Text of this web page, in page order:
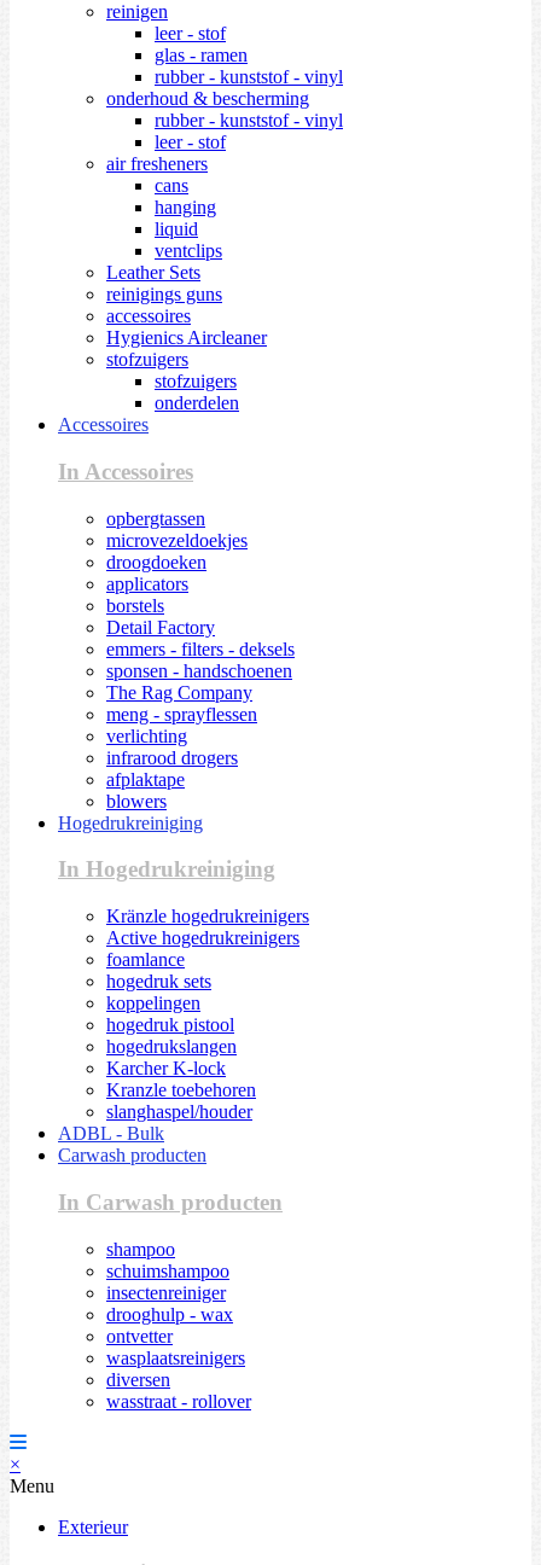
reinigen
leer - stof
glas - ramen
rubber - kunststof - vinyl
onderhoud & bescherming
rubber - kunststof - vinyl
leer - stof
air fresheners
cans
hanging
liquid
ventclips
Leather Sets
reinigings guns
accessoires
Hygienics Aircleaner
stofzuigers
stofzuigers
onderdelen
Accessoires
In Accessoires
opbergtassen
microvezeldoekjes
droogdoeken
applicators
borstels
Detail Factory
emmers - filters - deksels
sponsen - handschoenen
The Rag Company
meng - sprayflessen
verlichting
infrarood drogers
afplaktape
blowers
Hogedrukreiniging
In Hogedrukreiniging
Kränzle hogedrukreinigers
Active hogedrukreinigers
foamlance
hogedruk sets
koppelingen
hogedruk pistool
hogedrukslangen
Karcher K-lock
Kranzle toebehoren
slanghaspel/houder
ADBL - Bulk
Carwash producten
In Carwash producten
shampoo
schuimshampoo
insectenreiniger
drooghulp - wax
ontvetter
wasplaatsreinigers
diversen
wasstraat - rollover
×
Menu
Exterieur